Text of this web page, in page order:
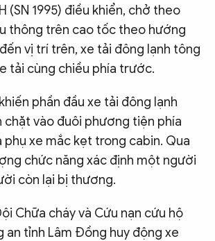
(SN 1995) điều khiển, chở theo
thông trên cao tốc theo hướng
vị trí trên, xe tải đông lạnh tông
tải cùng chiều phía trước.
phần đầu xe tải đông lạnh
chặt vào đuôi phương tiện phía
phụ xe mắc kẹt trong cabin. Qua
chức năng xác định một người
còn lại bị thương.
Chữa cháy và Cứu nạn cứu hộ
an tỉnh Lâm Đồng huy động xe